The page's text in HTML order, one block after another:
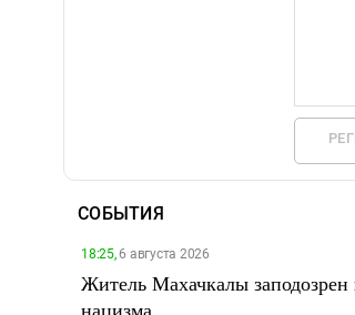
СОБЫТИЯ
18:25,6 августа 2026
Житель Махачкалы заподозрен
нацизма